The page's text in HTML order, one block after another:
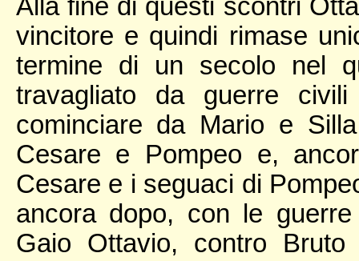
Alla fine di questi scontri
vincitore e quindi rimase
termine di un secolo nel
travagliato da guerre
cominciare da Mario e
Cesare e Pompeo e,
Cesare e i seguaci di
ancora dopo, con le
Gaio Ottavio, contro